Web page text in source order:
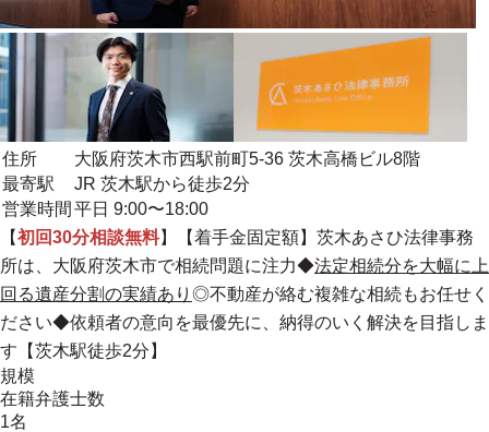
住所
大阪府茨木市西駅前町5-36 茨木高橋ビル8階
最寄駅
JR 茨木駅から徒歩2分
営業時間 平日 9:00〜18:00
【初回30分相談無料】【着手金固定額】茨木あさひ法律事務
所は、大阪府茨木市で相続問題に注力◆法定相続分を大幅に上
回る遺産分割の実績あり ◎不動産が絡む複雑な相続もお任せく
ださい◆依頼者の意向を最優先に、納得のいく解決を目指しま
す【茨木駅徒歩2分】
規模
在籍弁護士数
1名